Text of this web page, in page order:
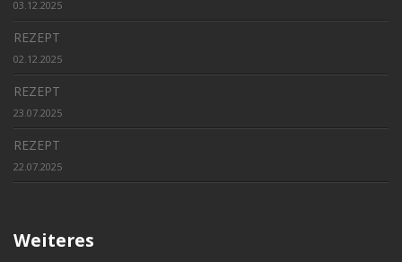
03.12.2025
REZEPT
02.12.2025
REZEPT
23.07.2025
REZEPT
22.07.2025
Weiteres